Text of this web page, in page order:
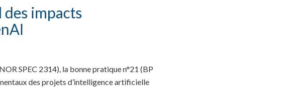
impacts
SPEC 2314), la bonne pratique n°21 (BP
des projets d’intelligence artificielle